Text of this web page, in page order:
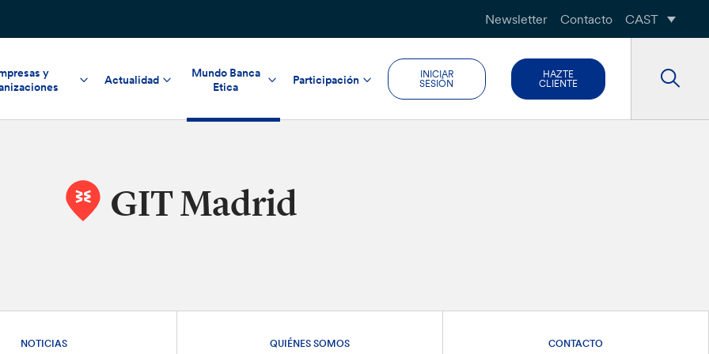
Newsletter Contacto CAST
y
Actualidad
Mundo Banca
Etica
Participación
INICIAR
SESIÓN
HAZTE
CLIENTE
GIT Madrid
NOTICIAS QUIÉNES SOMOS CONTACTO